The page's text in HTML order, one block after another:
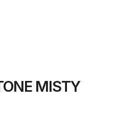
MISTY